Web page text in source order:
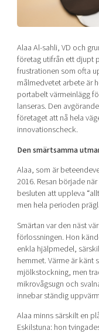
Shaping cities
Bright East
East Sweden Tech
Reversed
Talent & skills
Startup &
Offers to boost
Funding
Our community of
Projects
Publications
Project toolbox
Our clusters
Reach out to us
Locations
Today's lunch in
Alaa Al-sahli, VD och
företag utifrån ett djupt
frustrationen som ofta
målmedvetet arbete är
portabelt värmeinlägg
lanseras. Den
företaget att nå hela
innovationscheck.
Den smärtsamma
Alaa, som är
2016. Resan började
besluten att uppleva
men hela perioden
Smärtan var den näst
förlossningen. Hon
enkla hjälpmedel,
hemmet. Värme är
mjölkstockning, men
mikrovågsugn och
innebar ständig
Alaa minns särskilt en
Eskilstuna: hon